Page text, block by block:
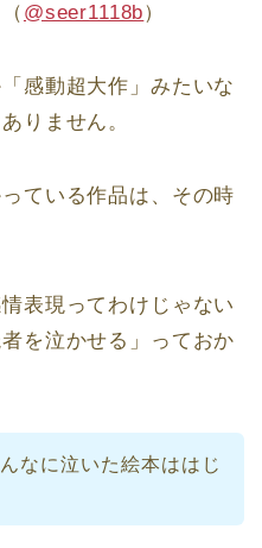
@seer1118b）
感動超大作」みたいな
りません。
ている作品は、その時
表現ってわけじゃない
を泣かせる」っておか
なに泣いた絵本ははじ